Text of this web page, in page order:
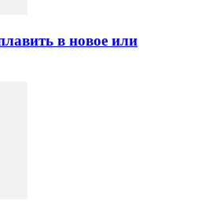
в новое или